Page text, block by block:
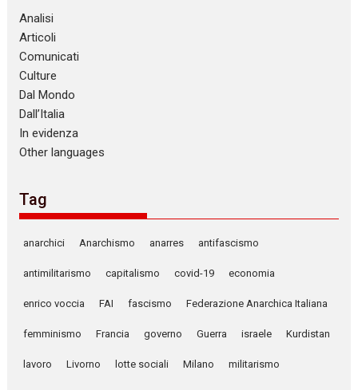
Analisi
Articoli
Comunicati
Culture
Dal Mondo
Dall’Italia
In evidenza
Other languages
Tag
anarchici Anarchismo anarres antifascismo
antimilitarismo capitalismo covid-19 economia
enrico voccia FAI fascismo Federazione Anarchica Italiana
femminismo Francia governo Guerra israele Kurdistan
lavoro Livorno lotte sociali Milano militarismo